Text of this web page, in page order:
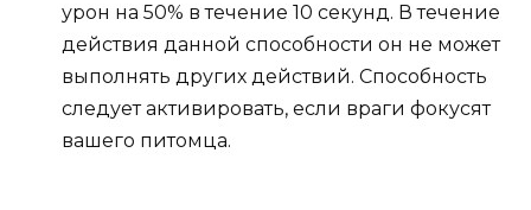
урон на 50% в течение 10 секунд. В течение
действия данной способности он не может
выполнять других действий. Способность
следует активировать, если враги фокусят
вашего питомца.